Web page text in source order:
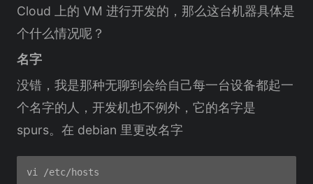
Cloud 上的 VM 进行开发的，那么这台机器具体是
个什么情况呢？
名字
没错，我是那种无聊到会给自己每一台设备都起一
个名字的人，开发机也不例外，它的名字是
spurs。在 debian 里更改名字